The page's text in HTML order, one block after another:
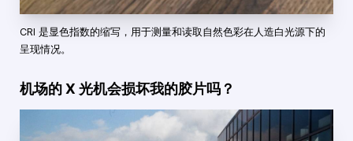
CRI 是显色指数的缩写，用于测量和读取自然色彩在人造白光源下的
呈现情况。
机场的 X 光机会损坏我的胶片吗？